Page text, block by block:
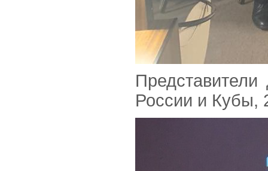
России и Кубы,